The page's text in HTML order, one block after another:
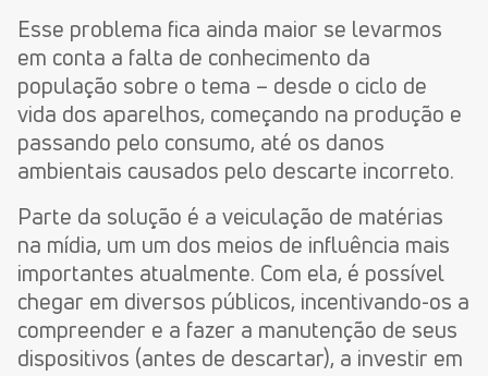
Esse problema fica ainda maior se levarmos
em conta a falta de conhecimento da
população sobre o tema – desde o ciclo de
vida dos aparelhos, começando na produção e
passando pelo consumo, até os danos
ambientais causados pelo descarte incorreto.
Parte da solução é a veiculação de matérias
na mídia, um um dos meios de influência mais
importantes atualmente. Com ela, é possível
chegar em diversos públicos, incentivando-os a
compreender e a fazer a manutenção de seus
dispositivos (antes de descartar), a investir em